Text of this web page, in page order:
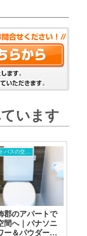
います
郡のアパートで
間へ｜パナソニ
ー＆パウダー